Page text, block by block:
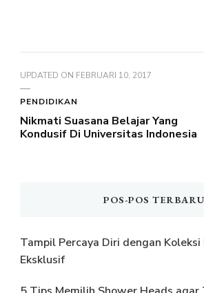
UPDATED ON FEBRUARI 10, 2017
PENDIDIKAN
Nikmati Suasana Belajar Yang
Kondusif Di Universitas Indonesia
POS-POS TERBARU
Tampil Percaya Diri dengan Koleksi
Eksklusif